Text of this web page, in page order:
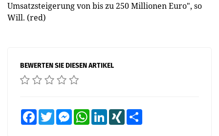
Umsatzsteigerung von bis zu 250 Millionen Euro", so
Will. (red)
BEWERTEN SIE DIESEN ARTIKEL
FacebookTwitter MessengerWhatsAppLinkedInXING